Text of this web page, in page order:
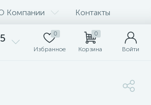
Компании Контакты
0
Избранное
0
Корзина Войти